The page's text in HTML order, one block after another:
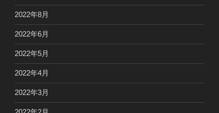
2022年8月
2022年6月
2022年5月
2022年4月
2022年3月